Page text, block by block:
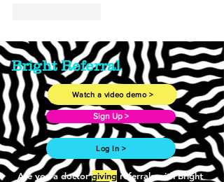
Bright Referral
Watch a video demo >
Sign Up >
Log In >
Are you a doctorgiving referrals with Bright